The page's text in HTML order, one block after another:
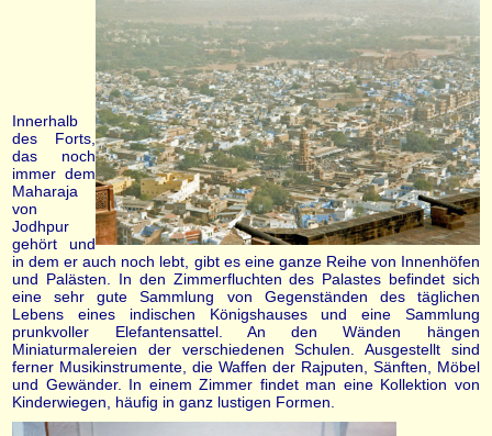
Innerhalb
des Forts,
das noch
immer dem
Maharaja
von
Jodhpur
gehört und
in dem er auch noch lebt, gibt es eine ganze Reihe von Innenhöfen
und Palästen. In den Zimmerfluchten des Palastes befindet sich
eine sehr gute Sammlung von Gegenständen des täglichen
Lebens eines indischen Königshauses und eine Sammlung
prunkvoller Elefantensattel. An den Wänden hängen
Miniaturmalereien der verschiedenen Schulen. Ausgestellt sind
ferner Musikinstrumente, die Waffen der Rajputen, Sänften, Möbel
und Gewänder. In einem Zimmer findet man eine Kollektion von
Kinderwiegen, häufig in ganz lustigen Formen.